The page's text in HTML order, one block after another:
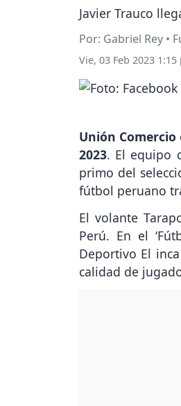
Javier Trauco
Por: Gabriel Rey •
Vie, 03 Feb 2023 1:15
Unión Comercio
2023. El equipo
primo del
fútbol peruano
El volante
Perú. En el
Deportivo El
calidad de